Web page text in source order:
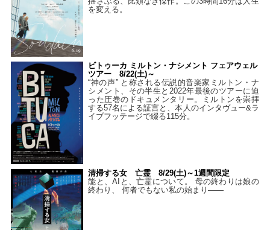
を変える。
ビトゥーカ ミルトン・ナシメント フェアウェル
ツアー 8/22(土)～
“神の声” と称される伝説的音楽家ミルトン・ナ
シメント、その半生と2022年最後のツアーに迫
った圧巻のドキュメンタリー。ミルトンを崇拝
する57名による証言と、本人のインタヴュー&ラ
イブフッテージで綴る115分。
清掃する女 亡霊 8/29(土)～1週間限定
能と、AIと、亡霊について。 母の終わりは娘の
終わり、 何者でもない私の始まり――